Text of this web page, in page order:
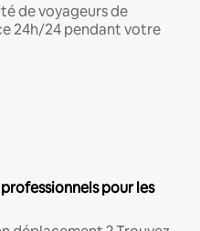
de voyageurs de
24h/24 pendant votre
pour les